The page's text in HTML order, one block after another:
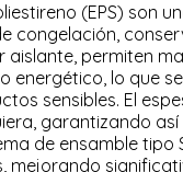
(EPS) son
congelación,
aislante, permiten
energético, lo que
sensibles. El
garantizando
de ensamble tipo
mejorando